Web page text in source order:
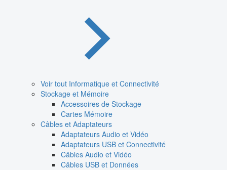
Voir tout Informatique et Connectivité
Stockage et Mémoire
Accessoires de Stockage
Cartes Mémoire
Câbles et Adaptateurs
Adaptateurs Audio et Vidéo
Adaptateurs USB et Connectivité
Câbles Audio et Vidéo
Câbles USB et Données